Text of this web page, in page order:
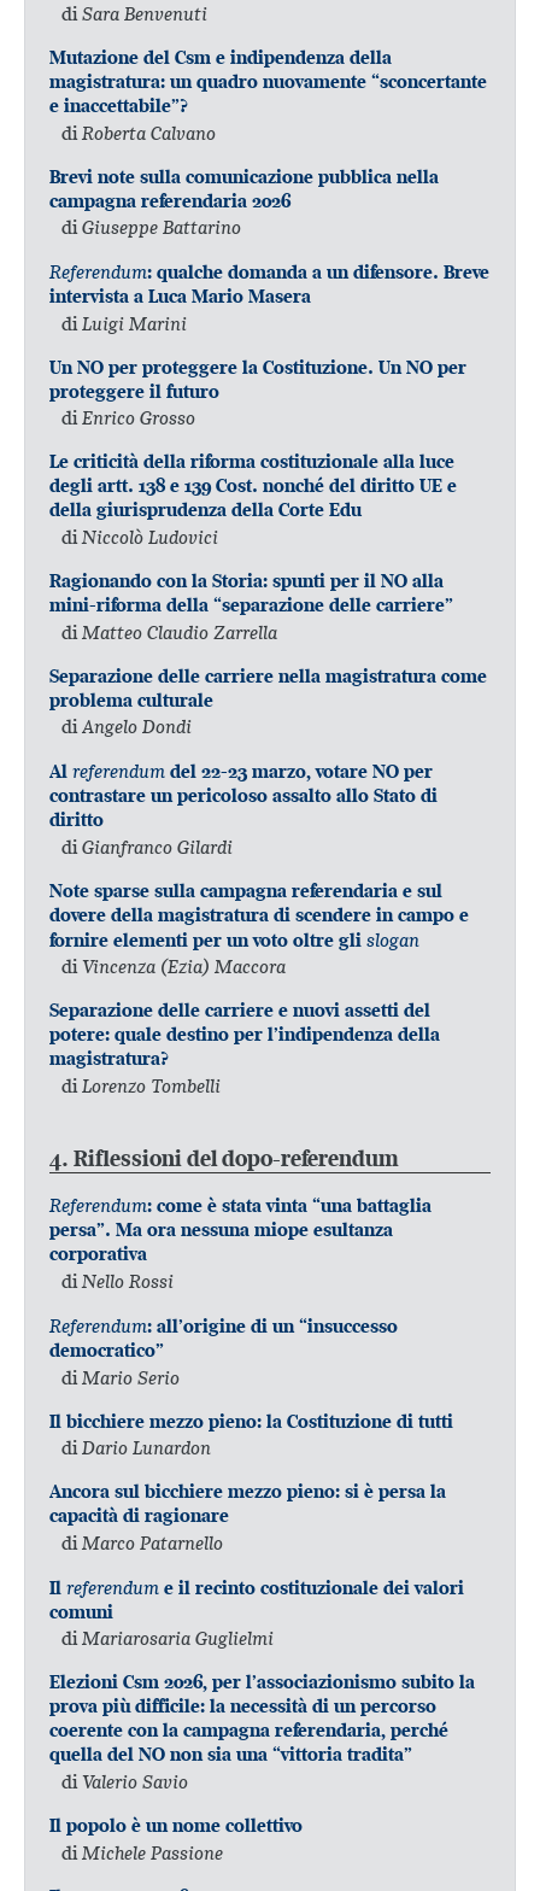
diSara Benvenuti
Mutazione del Csm e indipendenza della
magistratura: un quadro nuovamente “sconcertante
e inaccettabile”?
di Roberta Calvano
Brevi note sulla comunicazione pubblica nella
campagna referendaria 2026
diGiuseppe Battarino
Referendum: qualche domanda a un difensore. Breve
intervista a Luca Mario Masera
di Luigi Marini
Un NO per proteggere la Costituzione. Un NO per
proteggere il futuro
diEnrico Grosso
Le criticità della riforma costituzionale alla luce
degli artt. 138 e 139 Cost. nonché del diritto UE e
della giurisprudenza della Corte Edu
diNiccolò Ludovici
Ragionando con la Storia: spunti per il NO alla
mini-riforma della “separazione delle carriere”
di Matteo Claudio Zarrella
Separazione delle carriere nella magistratura come
problema culturale
diAngelo Dondi
Al referendum del 22-23 marzo, votare NO per
contrastare un pericoloso assalto allo Stato di
diritto
di Gianfranco Gilardi
Note sparse sulla campagna referendaria e sul
dovere della magistratura di scendere in campo e
fornire elementi per un voto oltre gli slogan
diVincenza (Ezia) Maccora
Separazione delle carriere e nuovi assetti del
potere: quale destino per l’indipendenza della
magistratura?
di Lorenzo Tombelli
4. Riflessioni del dopo-referendum
Referendum: come è stata vinta “una battaglia
persa”. Ma ora nessuna miope esultanza
corporativa
di Nello Rossi
Referendum: all’origine di un “insuccesso
democratico”
di Mario Serio
Il bicchiere mezzo pieno: la Costituzione di tutti
diDario Lunardon
Ancora sul bicchiere mezzo pieno: si è persa la
capacità di ragionare
di Marco Patarnello
Il referendum e il recinto costituzionale dei valori
comuni
diMariarosaria Guglielmi
Elezioni Csm 2026, per l’associazionismo subito la
prova più difficile: la necessità di un percorso
coerente con la campagna referendaria, perché
quella del NO non sia una “vittoria tradita”
di Valerio Savio
Il popolo è un nome collettivo
di Michele Passione